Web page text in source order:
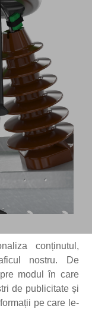
conținutul,
nostru. De
modul în care
de publicitate și
pe care le-